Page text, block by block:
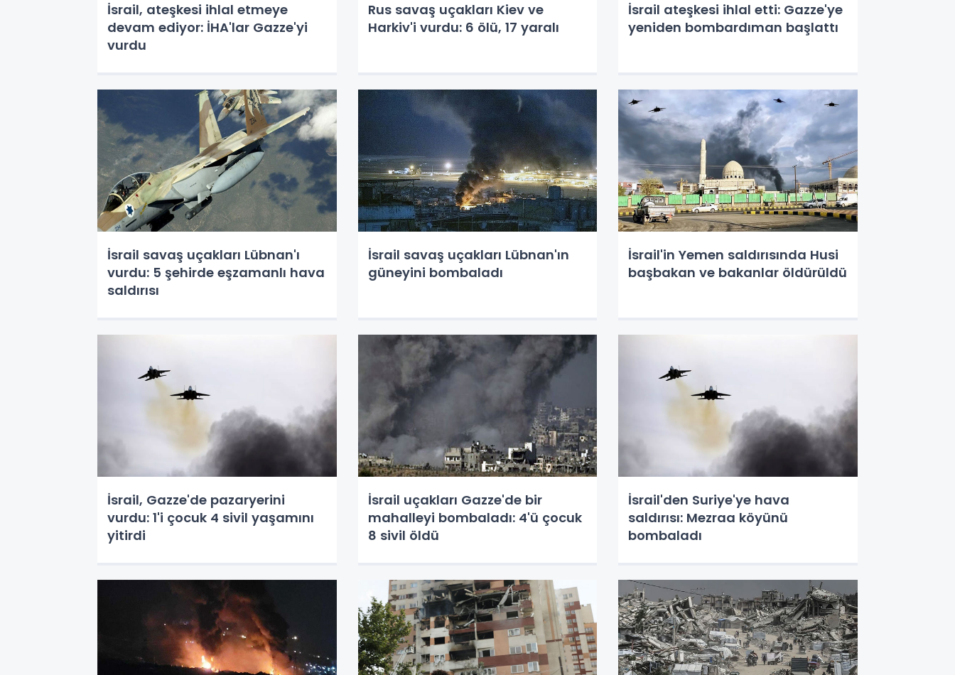
İsrail, ateşkesi ihlal etmeye
devam ediyor: İHA'lar Gazze'yi
vurdu
Rus savaş uçakları Kiev ve
Harkiv'i vurdu: 6 ölü, 17 yaralı
İsrail ateşkesi ihlal etti: Gazze'ye
yeniden bombardıman başlattı
İsrail savaş uçakları Lübnan'ı
vurdu: 5 şehirde eşzamanlı hava
saldırısı
İsrail savaş uçakları Lübnan'ın
güneyini bombaladı
İsrail'in Yemen saldırısında Husi
başbakan ve bakanlar öldürüldü
İsrail, Gazze'de pazaryerini
vurdu: 1'i çocuk 4 sivil yaşamını
yitirdi
İsrail uçakları Gazze'de bir
mahalleyi bombaladı: 4'ü çocuk
8 sivil öldü
İsrail'den Suriye'ye hava
saldırısı: Mezraa köyünü
bombaladı